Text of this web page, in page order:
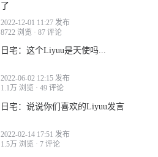
了
2022-12-01 11:27 发布
8722 浏览 · 87 评论
日宅：这个Liyuu是天使吗...
2022-06-02 12:15 发布
1.1万 浏览 · 49 评论
日宅：说说你们喜欢的Liyuu发言
2022-02-14 17:51 发布
1.5万 浏览 · 7 评论